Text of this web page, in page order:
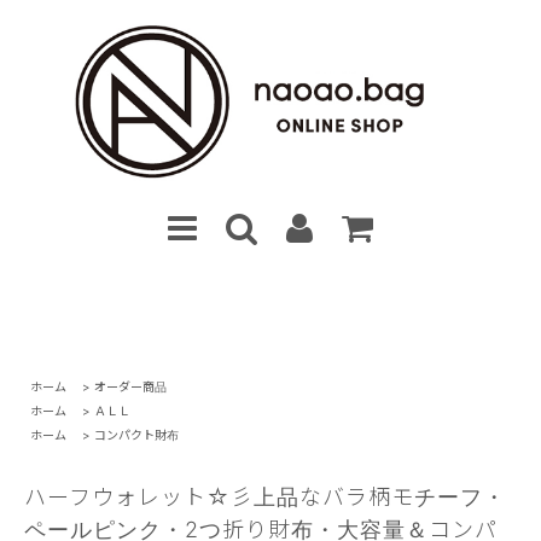
ホーム > オーダー商品
ホーム
> ＡＬＬ
ホーム
> コンパクト財布
ハーフウォレット☆彡上品なバラ柄モチーフ・
ペールピンク・2つ折り財布・大容量＆コンパ